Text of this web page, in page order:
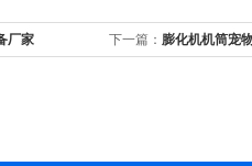
厂家 下一篇： 膨化机机筒宠